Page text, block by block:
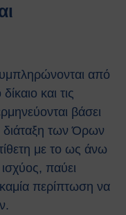
από
και τις
βάσει
διάταξη των Όρων
με το ως άνω
παύει
περίπτωση να